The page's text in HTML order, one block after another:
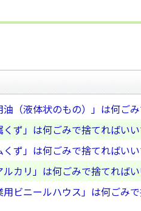
油（液体状のもの）」は何ご
くず」は何ごみで捨てればい
くず」は何ごみで捨てればい
ルカリ」は何ごみで捨てれば
用ビニールハウス」は何ごみ